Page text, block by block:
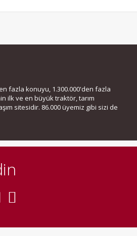
fazla konuyu, 1.300.000'den fazla
ilk ve en büyük traktör, tarım
sitesidir. 86.000 üyemiz gibi sizi de